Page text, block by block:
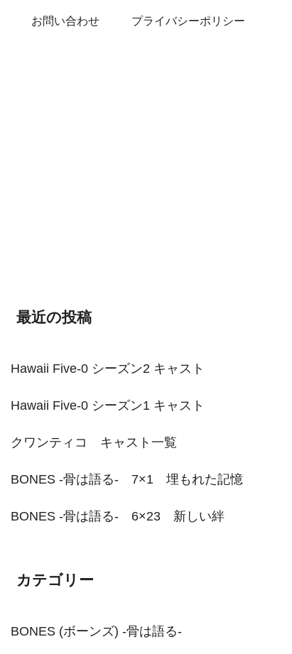
お問い合わせ プライバシーポリシー
最近の投稿
Hawaii Five-0 シーズン2 キャスト
Hawaii Five-0 シーズン1 キャスト
クワンティコ キャスト一覧
BONES -骨は語る- 7×1 埋もれた記憶
BONES -骨は語る- 6×23 新しい絆
カテゴリー
BONES (ボーンズ) -骨は語る-